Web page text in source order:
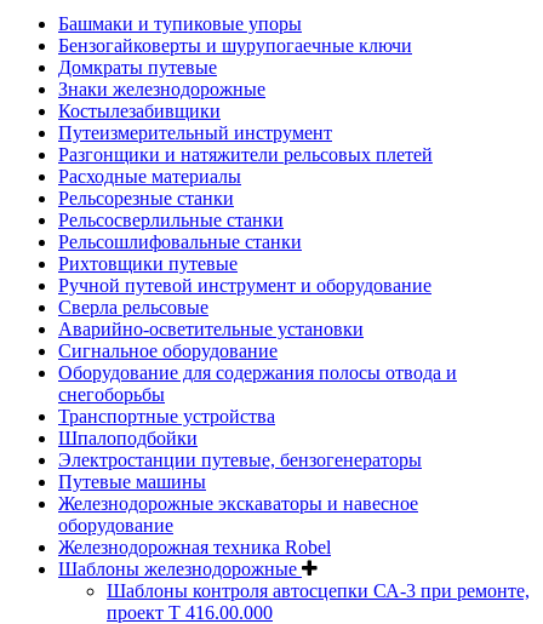
Башмаки и тупиковые упоры
Бензогайковерты и шурупогаечные ключи
Домкраты путевые
Знаки железнодорожные
Костылезабивщики
Путеизмерительный инструмент
Разгонщики и натяжители рельсовых плетей
Расходные материалы
Рельсорезные станки
Рельсосверлильные станки
Рельсошлифовальные станки
Рихтовщики путевые
Ручной путевой инструмент и оборудование
Сверла рельсовые
Аварийно-осветительные установки
Сигнальное оборудование
Оборудование для содержания полосы отвода и
снегоборьбы
Транспортные устройства
Шпалоподбойки
Электростанции путевые, бензогенераторы
Путевые машины
Железнодорожные экскаваторы и навесное
оборудование
Железнодорожная техника Robel
Шаблоны железнодорожные
Шаблоны контроля автосцепки СА-3 при ремонте,
проект Т 416.00.000